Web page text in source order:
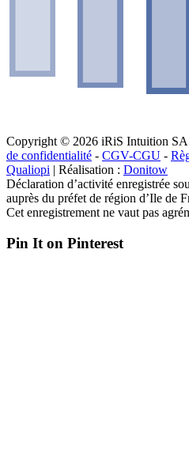
Copyright © 2026 iRiS Intuition
de confidentialité - CGV-CGU -
Qualiopi | Réalisation : Donitow
Déclaration d’activité enregistrée
auprès du préfet de région d’Ile de
Cet enregistrement ne vaut pas
Pin It on Pinterest